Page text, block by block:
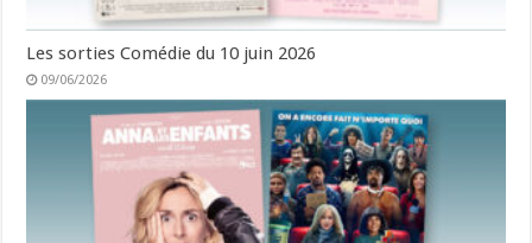
Les sorties Comédie du 10 juin 2026
09/06/2026